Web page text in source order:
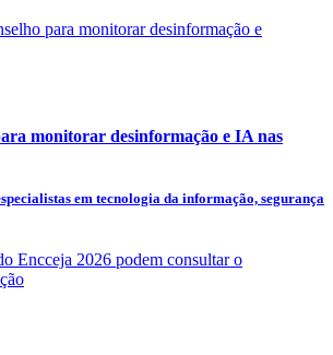
monitorar desinformação e IA nas
em tecnologia da informação, segurança